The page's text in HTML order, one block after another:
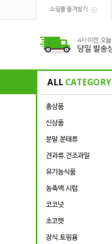
쇼핑몰 즐겨찾기
ALL CATEGORY
총상품
신상품
분말.분태류
견과류.건조과일
유기농식품
농축액.시럽
코코넛
초코렛
장식.토핑용